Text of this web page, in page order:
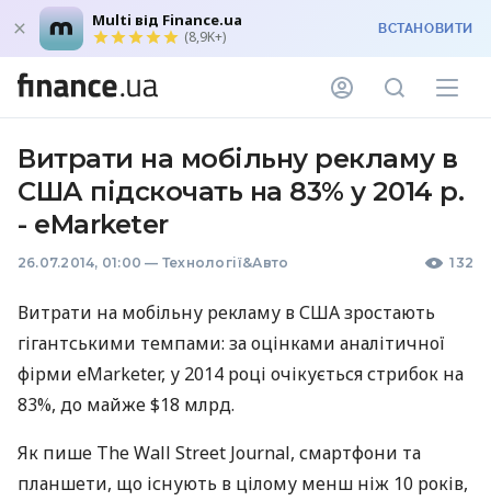
Multi від Finance.ua
(8,9K+) ВСТАНОВИТИ
Витрати на мобільну рекламу в
США підскочать на 83% у 2014 р.
- eMarketer
26.07.2014, 01:00 — Технології&Авто 132
Витрати на мобільну рекламу вСШАзростають
гігантськими темпами: за оцінками аналітичної
фірми eMarketer, у 2014 році очікується стрибок на
83%, до майже $18 млрд.
Як пише The Wall Street Journal, смартфони та
планшети, що існують в цілому менш ніж 10 років,